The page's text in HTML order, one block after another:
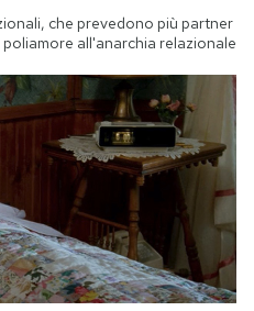
che prevedono più partner
all'anarchia relazionale